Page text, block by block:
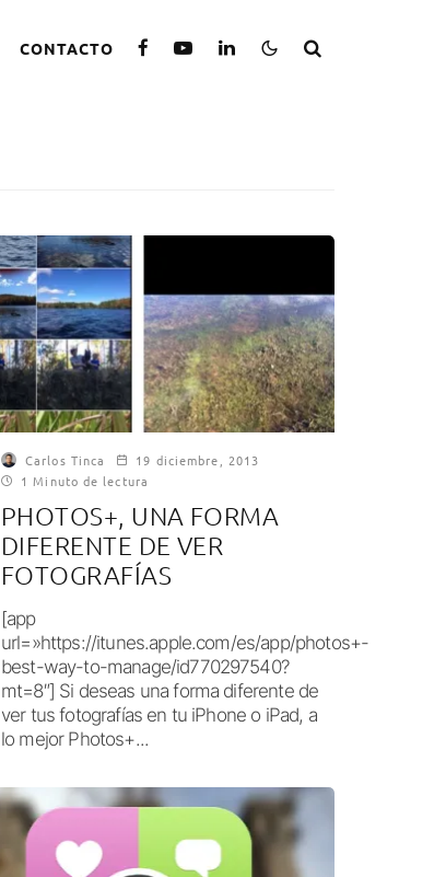
CONTACTO
Carlos Tinca
19 diciembre, 2013
1 Minuto de lectura
PHOTOS+, UNA FORMA
DIFERENTE DE VER
FOTOGRAFÍAS
[app
url=»https://itunes.apple.com/es/app/photos+-
best-way-to-manage/id770297540?
mt=8″] Si deseas una forma diferente de
ver tus fotografías en tu iPhone o iPad, a
lo mejor Photos+...